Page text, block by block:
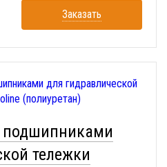
Заказать
подшипниками
тележки